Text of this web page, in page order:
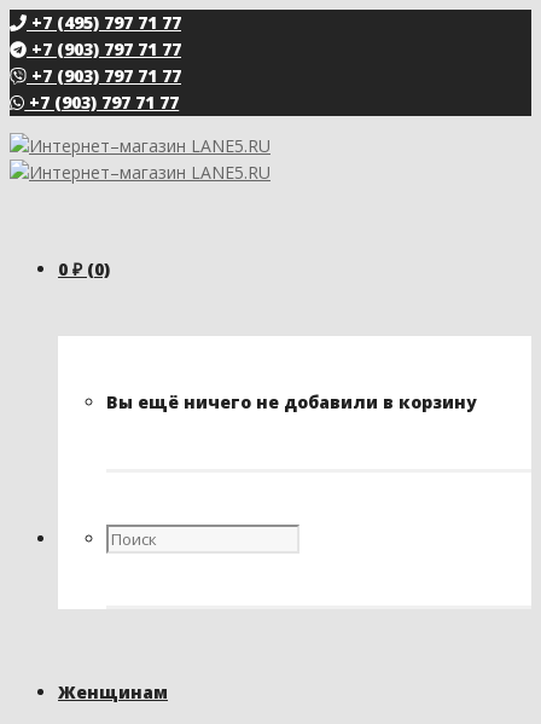
+7 (495) 797 71 77
+7 (903) 797 71 77
+7 (903) 797 71 77
+7 (903) 797 71 77
0 ₽(0)
Вы ещё ничего не добавили в корзину
Женщинам